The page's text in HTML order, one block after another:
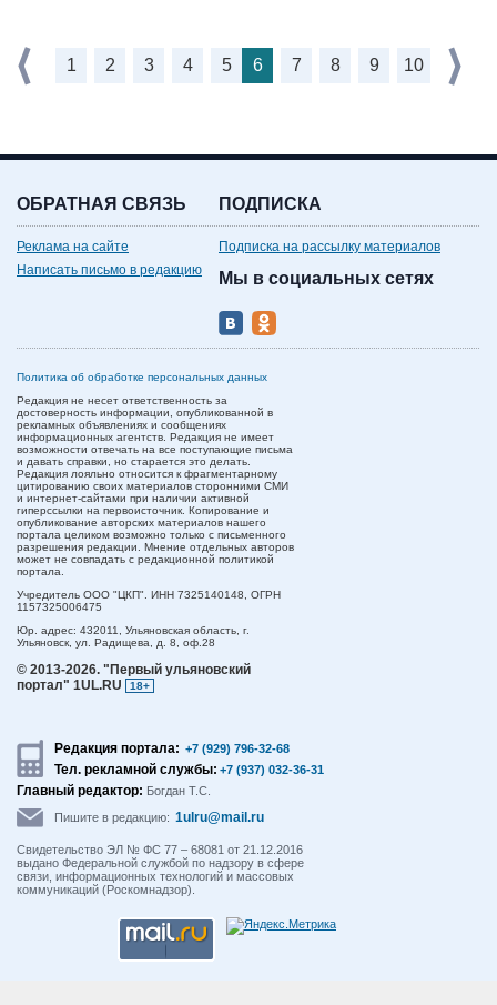
1 2 3 4 5 6 7 8 9 10
ОБРАТНАЯ СВЯЗЬ
Реклама на сайте
Написать письмо в редакцию
ПОДПИСКА
Подписка на рассылку материалов
Мы в социальных сетях
Политика об обработке персональных данных
Редакция не несет ответственность за
достоверность информации, опубликованной в
рекламных объявлениях и сообщениях
информационных агентств. Редакция не имеет
возможности отвечать на все поступающие письма
и давать справки, но старается это делать.
Редакция лояльно относится к фрагментарному
цитированию своих материалов сторонними СМИ
и интернет-сайтами при наличии активной
гиперссылки на первоисточник. Копирование и
опубликование авторских материалов нашего
портала целиком возможно только с письменного
разрешения редакции. Мнение отдельных авторов
может не совпадать с редакционной политикой
портала.
Учредитель ООО "ЦКП". ИНН 7325140148, ОГРН
1157325006475
Юр. адрес: 432011, Ульяновская область, г.
Ульяновск, ул. Радищева, д. 8, оф.28
© 2013-2026. "Первый ульяновский
портал" 1UL.RU
18+
Редакция портала: +7 (929) 796-32-68
Тел. рекламной службы: +7 (937) 032-36-31
Главный редактор: Богдан Т.С.
Пишите в редакцию: 1ulru@mail.ru
Свидетельство ЭЛ № ФС 77 – 68081 от 21.12.2016
выдано Федеральной службой по надзору в сфере
связи, информационных технологий и массовых
коммуникаций (Роскомнадзор).